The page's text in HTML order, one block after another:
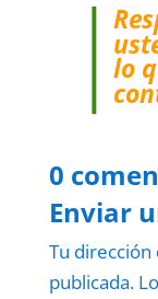
lo
0
Enviar
Tu
publicada.